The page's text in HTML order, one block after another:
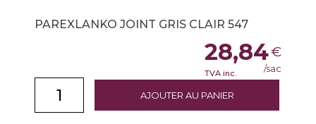
PAREXLANKO JOINT GRIS CLAIR 547
AJOUTER AU PANIER
28,84€
TVA inc. /sac